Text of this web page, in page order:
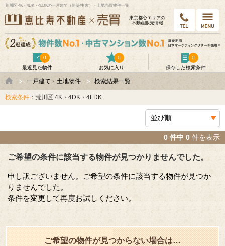
荒川区 4K・4DK・4LDKの一戸建て（新築/中古）・土地売買物件一覧
東京都⼼エリアの
不動産販売情報
最近見た物件
0
お気に入り
0
保存した検索条件
0
一戸建て・土地物件 検索結果一覧
検索条件 ：荒川区 4K・4DK・4LDK
0 件中 0 件を表示
ご希望の条件に該当する物件が見つかりませんでした。
申し訳ございません。ご希望の条件に該当する物件が見つか
りませんでした。
条件を変更して再度お試しください。
ご希望の物件が見つからない場合は…